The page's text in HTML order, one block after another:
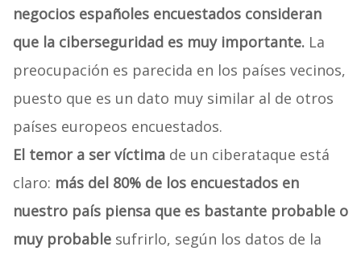
negocios españoles encuestados consideran
que la ciberseguridad es muy importante.La
preocupación es parecida en los países vecinos,
puesto que es un dato muy similar al de otros
países europeos encuestados.
El temor a ser víctima de un ciberataque está
claro: más del 80% de los encuestados en
nuestro país piensa que es bastante probable o
muy probablesufrirlo, según los datos de la